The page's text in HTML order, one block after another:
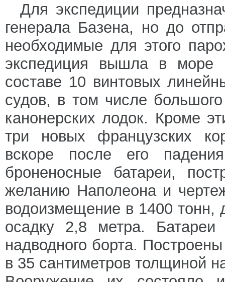
Для экспедиции
генерала Базена, но до
необходимые для этого
экспедиция вышла в
составе 10 винтовых
судов, в том числе
канонерских лодок. Кроме
три новых французских
вскоре после его
броненосные батареи,
желанию Наполеона и
водоизмещение в 1400 тонн,
осадку 2,8 метра. Батареи
надводного борта.
в 35 сантиметров толщиной